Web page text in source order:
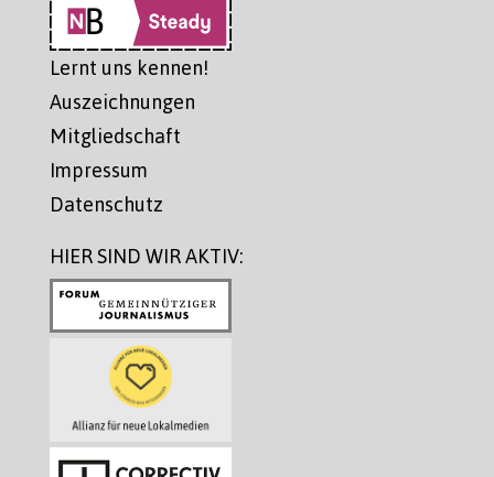
Lernt uns kennen!
Auszeichnungen
Mitgliedschaft
Impressum
Datenschutz
HIER SIND WIR AKTIV: